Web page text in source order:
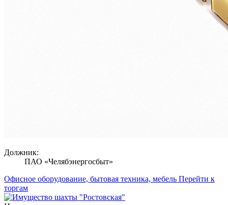
Должник:
ПАО «Челябэнергосбыт»
Офисное оборудование, бытовая техника, мебель Перейти к
торгам